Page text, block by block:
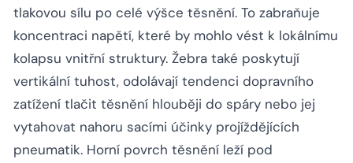
tlakovou sílu po celé výšce těsnění. To zabraňuje
koncentraci napětí, které by mohlo vést k lokálnímu
kolapsu vnitřní struktury. Žebra také poskytují
vertikální tuhost, odolávají tendenci dopravního
zatížení tlačit těsnění hlouběji do spáry nebo jej
vytahovat nahoru sacími účinky projíždějících
pneumatik. Horní povrch těsnění leží pod